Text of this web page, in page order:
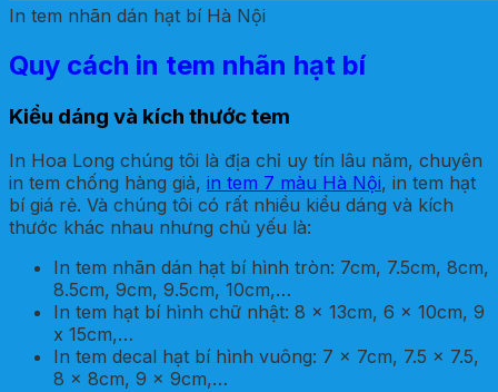
In tem nhãn dán hạt bí Hà Nội
Quy cách in tem nhãn hạt bí
Kiểu dáng và kích thước tem
In Hoa Long chúng tôi là địa chỉ uy tín lâu năm, chuyên
in tem chống hàng giả, in tem 7 màu Hà Nội, in tem hạt
bí giá rẻ. Và chúng tôi có rất nhiều kiểu dáng và kích
thước khác nhau nhưng chủ yếu là:
In tem nhãn dán hạt bí hình tròn: 7cm, 7.5cm, 8cm,
8.5cm, 9cm, 9.5cm, 10cm,…
In tem hạt bí hình chữ nhật: 8 x 13cm, 6 x 10cm, 9
x 15cm,…
In tem decal hạt bí hình vuông: 7 x 7cm, 7.5 x 7.5,
8 x 8cm, 9 x 9cm,…